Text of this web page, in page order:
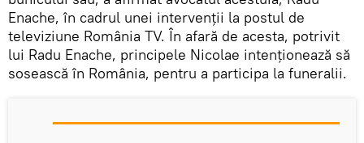
Enache, în cadrul unei intervenții la postul de
televiziune România TV. În afară de acesta, potrivit
lui Radu Enache, principele Nicolae intenționează să
sosească în România, pentru a participa la funeralii.